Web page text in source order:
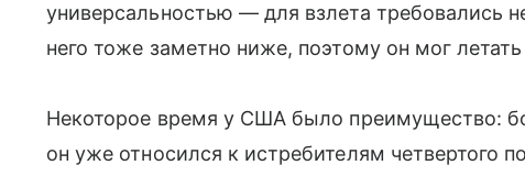
универсальностью — для взлета требовались
него тоже заметно ниже, поэтому он мог
Некоторое время у США было преимущество:
он уже относился к истребителям четвертого